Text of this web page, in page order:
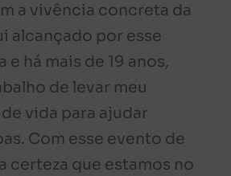
a vivência concreta da
alcançado por esse
e há mais de 19 anos,
de levar meu
vida para ajudar
Com esse evento de
certeza que estamos no